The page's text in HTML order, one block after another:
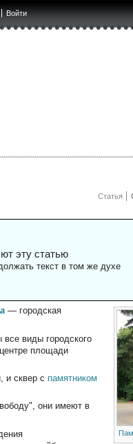
Войти
Статья
эту статью
текст в том же духе
— городская
виды городского
площади
и сквер с памятником
они имеют в